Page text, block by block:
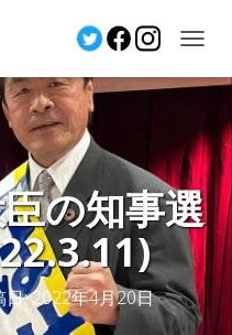
ビ
ー
シ
ョ
ン
を
切
り
替
え
の知事選
日:2022年4月20日